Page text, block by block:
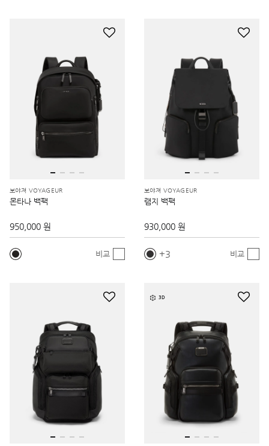
보야져 VOYAGEUR
몬타나 백팩
950,000 원
비교
보야져 VOYAGEUR
램지 백팩
930,000 원
3 비교
3D